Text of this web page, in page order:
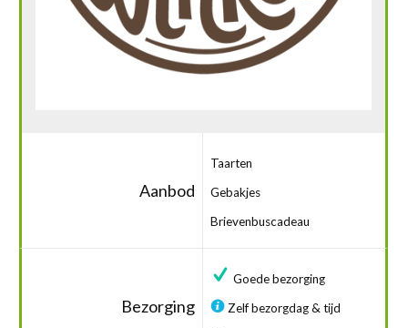
Aanbod
Taarten
Gebakjes
Brievenbuscadeau
Bezorging
Goede bezorging
Zelf bezorgdag & tijd